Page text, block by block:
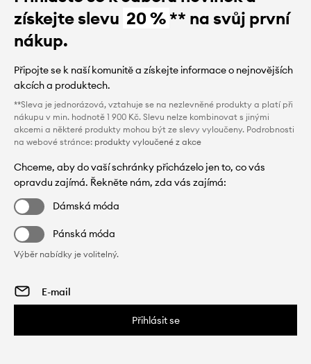
získejte slevu 20 %** na svůj první
nákup.
Připojte se k naší komunitě a získejte informace o nejnovějších
akcích a produktech.
**Sleva je jednorázová, vztahuje se na nezlevněné produkty a platí při
nákupu v min. hodnotě 1 900 Kč. Slevu nelze kombinovat s jinými
akcemi a některé produkty mohou být ze slevy vyloučeny. Podrobnosti
na webové stránce: produkty vyloučené z akce
Chceme, aby do vaší schránky přicházelo jen to, co vás
opravdu zajímá. Řekněte nám, zda vás zajímá:
Dámská móda
Pánská móda
Výběr nabídky je volitelný.
Přihlásit se